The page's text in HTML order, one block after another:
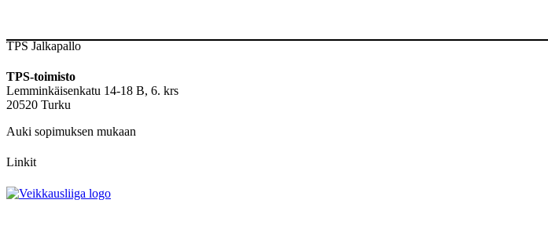
TPS Jalkapallo
TPS-toimisto
Lemminkäisenkatu 14-18 B, 6. krs
20520 Turku
Auki sopimuksen mukaan
Linkit